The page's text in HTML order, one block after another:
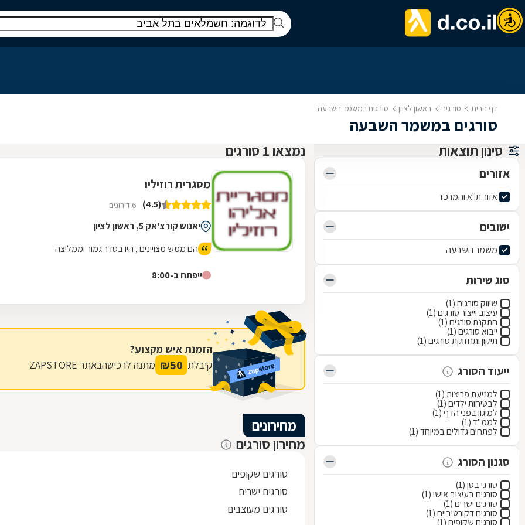
דף הבית סורגים ראשון לציון סורגים במשמר השבעה
סורגים במשמר השבעה
סינון תוצאות
אזורים
אזור ת"א והמרכז
ישובים
משמר השבעה
סוג שירות
שיווק סורגים (1)
עיצוב וייצור סורגים (1)
התקנת סורגים (1)
ייבוא סורגים (1)
תיקון ותחזוקת סורגים (1)
ייעוד הסורג
למניעת פריצות (1)
לבטיחות ילדים (1)
למיגון בפני הדף (1)
לממ"ד (1)
לפתחים גדולים במיוחד (1)
סגנון הסורג
סורגי בטן (1)
סורגים בעיצוב אישי (1)
סורגים ישרים (1)
סורגים דקורטיביים (1)
סורגים שקופים (1)
נמצאו 1 סורגים
מסגרית רוזיליו
(4.5) 6 דירוגים
יאנוש קורצ'אק 5, ראשון לציון
הם ממש מצויינים , היו בסדר גמור וממליצה
ייפתח ב-8:00
הזמנת איש מקצוע?
קיבלת 50
₪ מתנה לרכישהבאתר ZAPSTORE
מחירונים
מחירון סורגים
סורגים שקופים
סורגים ישרים
סורגים מעוצבים